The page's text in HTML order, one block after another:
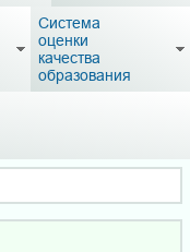
Система
оценки
качества
образования